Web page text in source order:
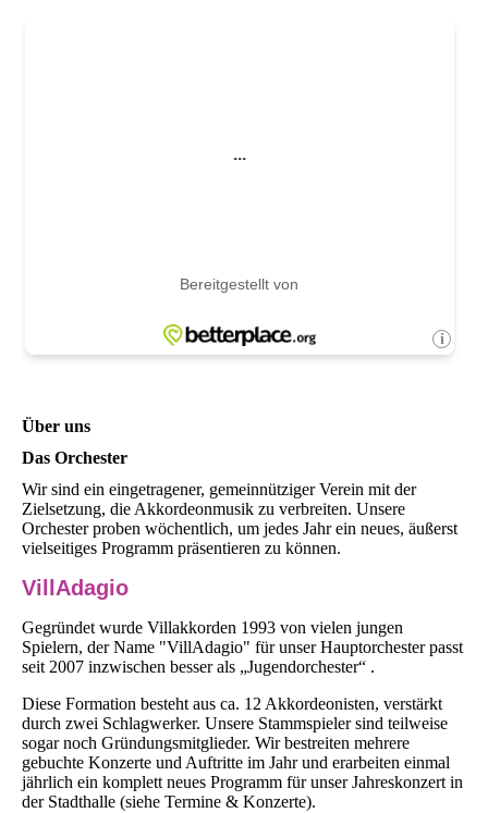
Über uns
Das Orchester
Wir sind ein eingetragener, gemeinnütziger Verein mit der
Zielsetzung, die Akkordeonmusik zu verbreiten. Unsere
Orchester proben wöchentlich, um jedes Jahr ein neues, äußerst
vielseitiges Programm präsentieren zu können.
VillAdagio
Gegründet wurde Villakkorden 1993 von vielen jungen
Spielern, der Name "VillAdagio" für unser Hauptorchester passt
seit 2007 inzwischen besser als „Jugendorchester“ .
Diese Formation besteht aus ca. 12 Akkordeonisten, verstärkt
durch zwei Schlagwerker. Unsere Stammspieler sind teilweise
sogar noch Gründungsmitglieder. Wir bestreiten mehrere
gebuchte Konzerte und Auftritte im Jahr und erarbeiten einmal
jährlich ein komplett neues Programm für unser Jahreskonzert in
der Stadthalle (siehe Termine & Konzerte).